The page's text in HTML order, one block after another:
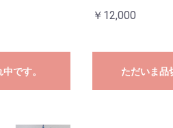
です。
￥12,000
ただいま品